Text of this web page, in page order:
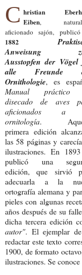
C hristian
Eiben,
aficionado sajón,
1882
Anweisung
Ausstopfen der
alle Freunde
Ornithologie, es
Manual práctico
disecado de aves
aficionados a
ornitología.
primera edición
las 58 páginas y
ilustraciones.En
publicó una
edición, que sirvió
adecuarla a la
ortografía alemana y
pieles con algunas
años después de su
dicha tercera edición
autor". El ejemplar
redactar este texto
1900, de formato
ilustraciones. Se